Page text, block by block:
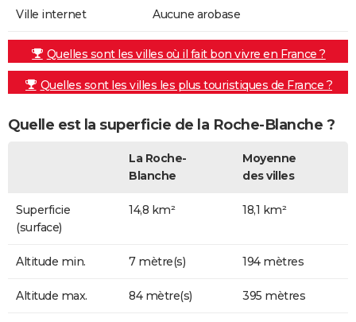
Ville internet Aucune arobase
Quelles sont les villes où il fait bon vivre en France ?
Quelles sont les villes les plus touristiques de France ?
Quelle est la superficie de la Roche-Blanche ?
La Roche-
Blanche
Moyenne
des villes
Superficie
(surface)
14,8 km² 18,1 km²
Altitude min. 7 mètre(s) 194 mètres
Altitude max. 84 mètre(s) 395 mètres